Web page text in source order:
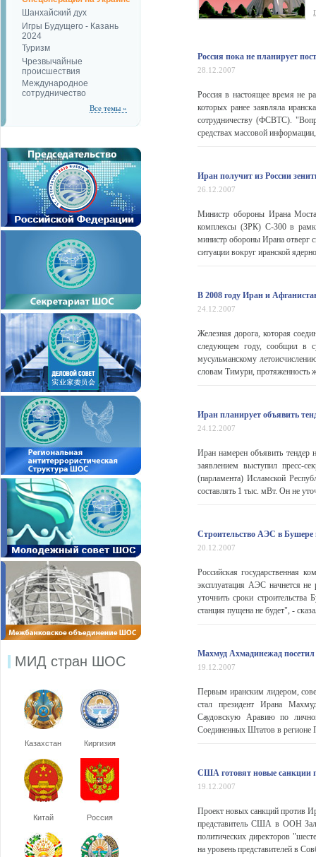
Шанхайский дух
Игры Будущего - Казань
2024
Туризм
Чрезвычайные
происшествия
Международное
сотрудничество
Все темы »
МИД стран ШОС
Казахстан Киргизия
Китай Россия
Россия пока не планирует
28.12.2007
Россия в настоящее время не
которых ранее заявляла
сотрудничеству (ФСВТС).
средствах массовой
Иран получит из России
26.12.2007
Министр обороны Ирана
комплексы (ЗРК) С-300 в
министр обороны Ирана отверг
ситуации вокруг иранской
В 2008 году Иран и
24.12.2007
Железная дорога, которая
следующем году, сообщил в
мусульманскому
словам Тимури, протяженность
Иран планирует объявить
24.12.2007
Иран намерен объявить тендер
заявлением выступил пресс-
(парламента) Исламской
составлять 1 тыс. мВт. Он не
Строительство АЭС в Бушере
20.12.2007
Российская государственная
эксплуатация АЭС начнется
уточнить сроки
станция пущена не будет", -
Махмуд Ахмадинежад
19.12.2007
Первым иранским лидером,
стал президент Ирана
Саудовскую Аравию по
Соединенных Штатов в регионе
США готовят новые санкции
19.12.2007
Проект новых санкций против
представитель США в ООН
политических директоров
на уровень представителей в